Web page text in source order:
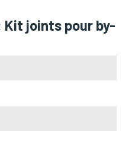
joints pour by-